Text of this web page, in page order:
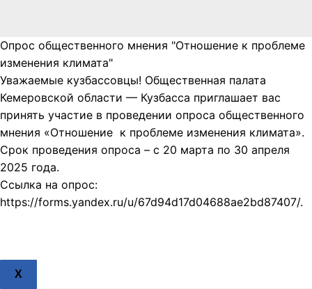
Опрос общественного мнения "Отношение к проблеме
изменения климата"
Уважаемые кузбассовцы! Общественная палата
Кемеровской области — Кузбасса приглашает вас
принять участие в проведении опроса общественного
мнения «Отношение к проблеме изменения климата».
Срок проведения опроса – с 20 марта по 30 апреля
2025 года.
Ссылка на опрос:
https://forms.yandex.ru/u/67d94d17d04688ae2bd87407/.
X